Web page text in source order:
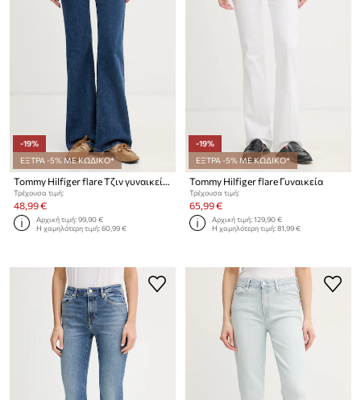
-19%
ΕΞΤΡΑ -5% ΜΕ ΚΩΔΙΚΟ*
Τρέχουσα τιμή:
48,99 €
Αρχική τιμή:99,90 €
Η χαμηλότερη τιμή:60,99 €
-19%
ΕΞΤΡΑ -5% ΜΕ ΚΩΔΙΚΟ*
Tommy Hilfiger flare Γυναικεία
Τρέχουσα τιμή:
65,99 €
Αρχική τιμή:129,90 €
Η χαμηλότερη τιμή:81,99 €